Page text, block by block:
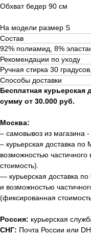
Обхват бедер 90 см
На модели размер S
Состав
92% полиамид, 8%
Рекомендации по уходу
Ручная стирка 30
Способы доставки
Бесплатная курьерская
сумму от 30.000 руб.
Москва:
– самовывоз из магазина
– курьерская доставка по
возможностью
стоимость).
— курьерская доставка
и возможностью
(фиксированная
Россия: курьерская
СНГ: Почта России или
Пользовательское соглашение
+7 (901) 538-34-24
Подарочный